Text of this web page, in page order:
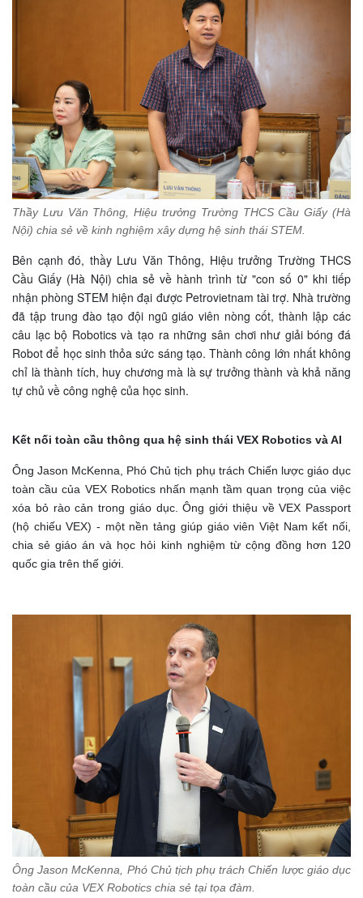
Thầy Lưu Văn Thông, Hiệu trưởng Trường THCS Cầu Giấy (Hà
Nội) chia sẻ về kinh nghiệm xây dựng hệ sinh thái STEM.
Bên cạnh đó, thầy Lưu Văn Thông, Hiệu trưởng Trường THCS
Cầu Giấy (Hà Nội) chia sẻ về hành trình từ "con số 0" khi tiếp
nhận phòng STEM hiện đại được Petrovietnam tài trợ. Nhà trường
đã tập trung đào tạo đội ngũ giáo viên nòng cốt, thành lập các
câu lạc bộ Robotics và tạo ra những sân chơi như giải bóng đá
Robot để học sinh thỏa sức sáng tạo. Thành công lớn nhất không
chỉ là thành tích, huy chương mà là sự trưởng thành và khả năng
tự chủ về công nghệ của học sinh.
Kết nối toàn cầu thông qua hệ sinh thái VEX Robotics và AI
Ông Jason McKenna, Phó Chủ tịch phụ trách Chiến lược giáo dục
toàn cầu của VEX Robotics nhấn mạnh tầm quan trọng của việc
xóa bỏ rào cản trong giáo dục. Ông giới thiệu về VEX Passport
(hộ chiếu VEX) - một nền tảng giúp giáo viên Việt Nam kết nối,
chia sẻ giáo án và học hỏi kinh nghiệm từ cộng đồng hơn 120
quốc gia trên thế giới.
Ông Jason McKenna, Phó Chủ tịch phụ trách Chiến lược giáo dục
toàn cầu của VEX Robotics chia sẻ tại tọa đàm.